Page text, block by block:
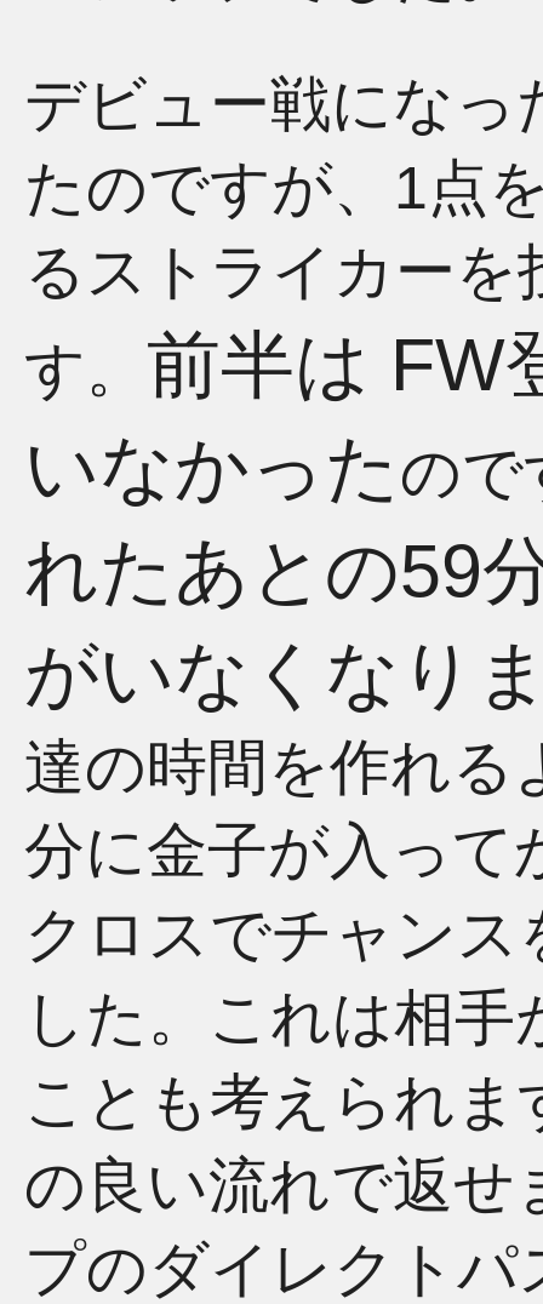
デビュー戦になっ
たのですが、1点
るストライカー
す。 前半は FW
いなかったので
れたあとの59
がいなくなり
達の時間を作れる
分に金子が入って
クロスでチャン
した。これは相
ことも考えられ
の良い流れで返せ
プのダイレクト